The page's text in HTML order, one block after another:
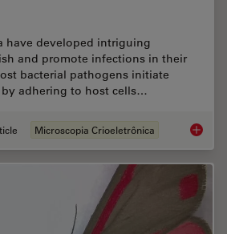
have developed intriguing
and promote infections in their
bacterial pathogens initiate
by adhering to host cells…
Microscopia Crioeletrônica